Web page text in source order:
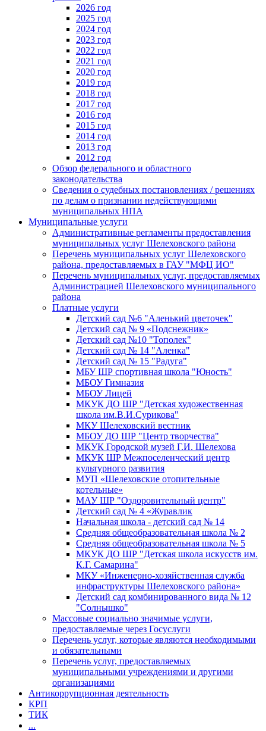
2026 год
2025 год
2024 год
2023 год
2022 год
2021 год
2020 год
2019 год
2018 год
2017 год
2016 год
2015 год
2014 год
2013 год
2012 год
Обзор федерального и областного
законодательства
Сведения о судебных постановлениях / решениях
по делам о признании недействующими
муниципальных НПА
Муниципальные услуги
Административные регламенты предоставления
муниципальных услуг Шелеховского района
Перечень муниципальных услуг Шелеховского
района, предоставляемых в ГАУ "МФЦ ИО"
Перечень муниципальных услуг, предоставляемых
Администрацией Шелеховского муниципального
района
Платные услуги
Детский сад №6 "Аленький цветочек"
Детский сад № 9 «Подснежник»
Детский сад №10 "Тополек"
Детский сад № 14 "Аленка"
Детский сад № 15 "Радуга"
МБУ ШР спортивная школа "Юность"
МБОУ Гимназия
МБОУ Лицей
МКУК ДО ШР "Детская художественная
школа им.В.И.Сурикова"
МКУ Шелеховский вестник
МБОУ ДО ШР "Центр творчества"
МКУК Городской музей Г.И. Шелехова
МКУК ШР Межпоселенческий центр
культурного развития
МУП «Шелеховские отопительные
котельные»
МАУ ШР "Оздоровительный центр"
Детский сад № 4 «Журавлик
Начальная школа - детский сад № 14
Средняя общеобразовательная школа № 2
Средняя общеобразовательная школа № 5
МКУК ДО ШР "Детская школа искусств им.
К.Г. Самарина"
МКУ «Инженерно-хозяйственная служба
инфраструктуры Шелеховского района»
Детский сад комбинированного вида № 12
"Солнышко"
Массовые социально значимые услуги,
предоставляемые через Госуслуги
Перечень услуг, которые являются необходимыми
и обязательными
Перечень услуг, предоставляемых
муниципальными учреждениями и другими
организациями
Антикоррупционная деятельность
КРП
ТИК
...